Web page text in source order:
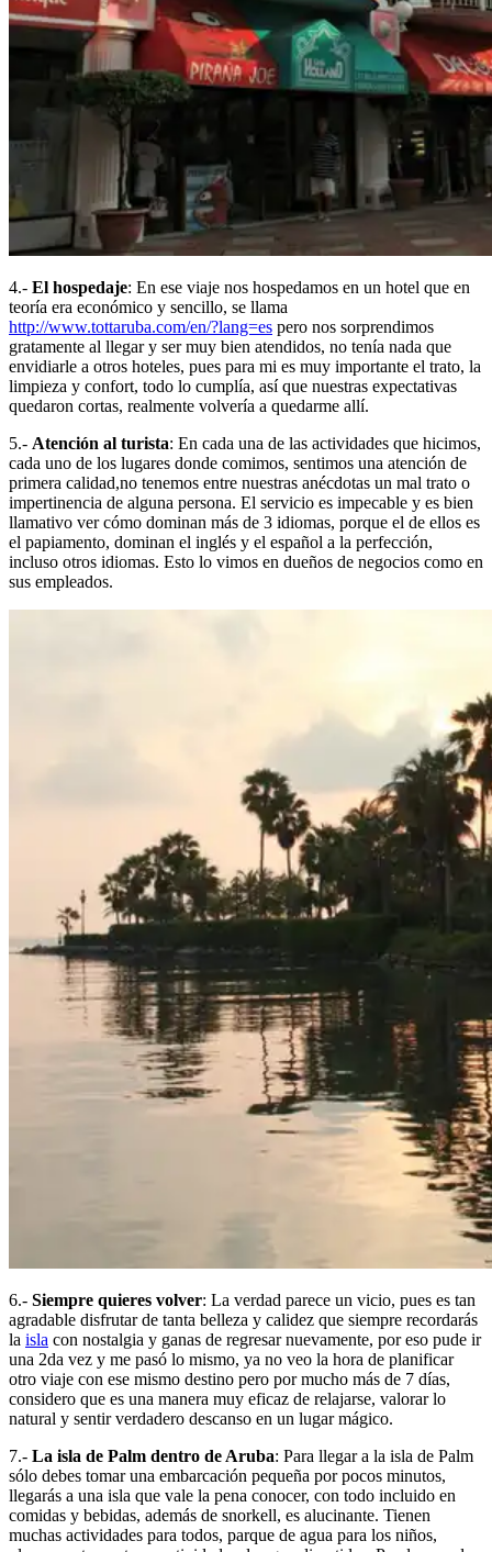
4.- El hospedaje: En ese viaje nos hospedamos en un hotel que en
teoría era económico y sencillo, se llama
http://www.tottaruba.com/en/?lang=es pero nos sorprendimos
gratamente al llegar y ser muy bien atendidos, no tenía nada que
envidiarle a otros hoteles, pues para mi es muy importante el trato, la
limpieza y confort, todo lo cumplía, así que nuestras expectativas
quedaron cortas, realmente volvería a quedarme allí.
5.- Atención al turista: En cada una de las actividades que hicimos,
cada uno de los lugares donde comimos, sentimos una atención de
primera calidad,no tenemos entre nuestras anécdotas un mal trato o
impertinencia de alguna persona. El servicio es impecable y es bien
llamativo ver cómo dominan más de 3 idiomas, porque el de ellos es
el papiamento, dominan el inglés y el español a la perfección,
incluso otros idiomas. Esto lo vimos en dueños de negocios como en
sus empleados.
6.- Siempre quieres volver: La verdad parece un vicio, pues es tan
agradable disfrutar de tanta belleza y calidez que siempre recordarás
la isla con nostalgia y ganas de regresar nuevamente, por eso pude ir
una 2da vez y me pasó lo mismo, ya no veo la hora de planificar
otro viaje con ese mismo destino pero por mucho más de 7 días,
considero que es una manera muy eficaz de relajarse, valorar lo
natural y sentir verdadero descanso en un lugar mágico.
7.- La isla de Palm dentro de Aruba: Para llegar a la isla de Palm
sólo debes tomar una embarcación pequeña por pocos minutos,
llegarás a una isla que vale la pena conocer, con todo incluido en
comidas y bebidas, además de snorkell, es alucinante. Tienen
muchas actividades para todos, parque de agua para los niños,